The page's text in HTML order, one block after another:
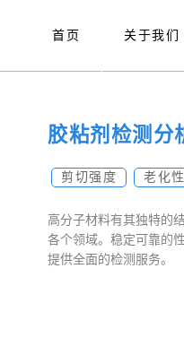
首页 关于我们
胶粘剂检测分
剪切强度 老化
高分子材料有其独特的
各个领域。稳定可靠的
提供全面的检测服务。